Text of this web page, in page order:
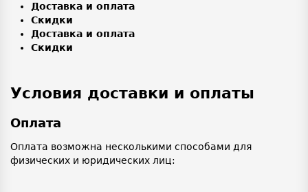
Доставка и оплата
Скидки
Доставка и оплата
Скидки
Условия доставки и оплаты
Оплата
Оплата возможна несколькими способами для
физических и юридических лиц: